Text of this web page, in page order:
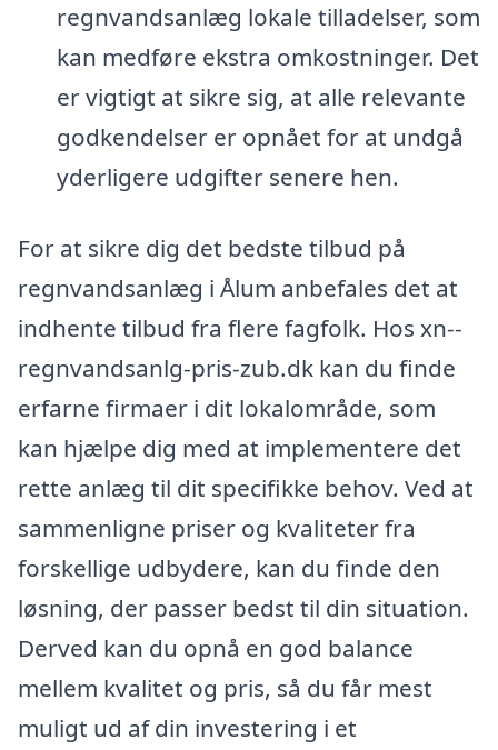
regnvandsanlæg lokale tilladelser, som
kan medføre ekstra omkostninger. Det
er vigtigt at sikre sig, at alle relevante
godkendelser er opnået for at undgå
yderligere udgifter senere hen.
For at sikre dig det bedste tilbud på
regnvandsanlæg i Ålum anbefales det at
indhente tilbud fra flere fagfolk. Hos xn--
regnvandsanlg-pris-zub.dk kan du finde
erfarne firmaer i dit lokalområde, som
kan hjælpe dig med at implementere det
rette anlæg til dit specifikke behov. Ved at
sammenligne priser og kvaliteter fra
forskellige udbydere, kan du finde den
løsning, der passer bedst til din situation.
Derved kan du opnå en god balance
mellem kvalitet og pris, så du får mest
muligt ud af din investering i et